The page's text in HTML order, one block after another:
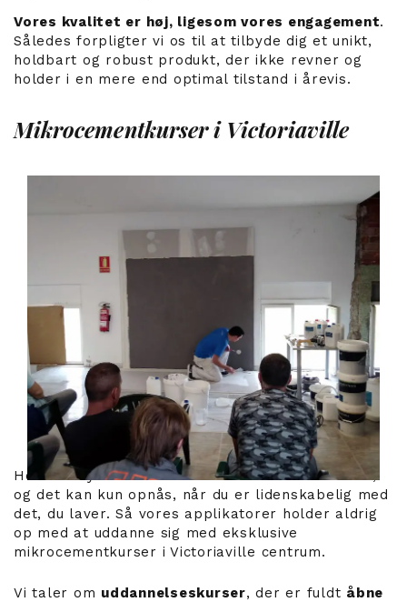
Vores kvalitet er høj, ligesom vores engagement.
Således forpligter vi os til at tilbyde dig et unikt,
holdbart og robust produkt, der ikke revner og
holder i en mere end optimal tilstand i årevis.
Mikrocementkurser i Victoriaville
Hos Luxury Concrete stræber vi efter excellence,
og det kan kun opnås, når du er lidenskabelig med
det, du laver. Så vores applikatorer holder aldrig
op med at uddanne sig med eksklusive
mikrocementkurser i Victoriaville centrum.
Vi taler om uddannelseskurser, der er fuldt åbne